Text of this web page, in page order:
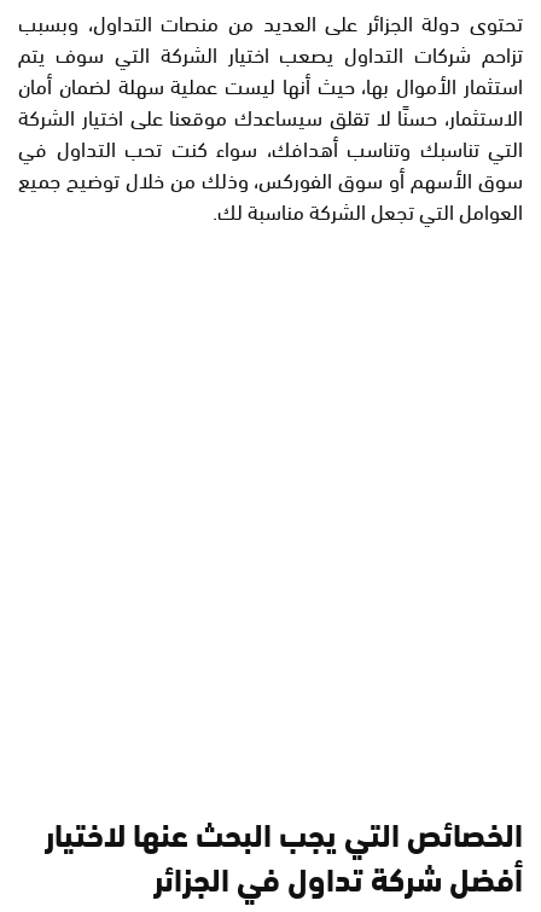
تحتوى دولة الجزائر على العديد من منصات التداول، وبسبب
تزاحم شركات التداول يصعب اختيار الشركة التي سوف يتم
استثمار الأموال بها، حيث أنها ليست عملية سهلة لضمان أمان
الاستثمار، حسنًا لا تقلق سيساعدك موقعنا على اختيار الشركة
التي تناسبك وتناسب أهدافك، سواء كنت تحب التداول في
سوق الأسهم أو سوق الفوركس، وذلك من خلال توضيح جميع
العوامل التي تجعل الشركة مناسبة لك.
الخصائص التي يجب البحث عنها لاختيار
أفضل شركة تداول في الجزائر